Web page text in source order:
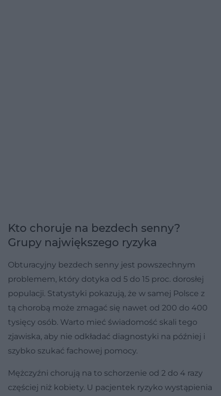
Kto choruje na bezdech senny?
Grupy największego ryzyka
Obturacyjny bezdech senny jest powszechnym
problemem, który dotyka od 5 do 15 proc. dorosłej
populacji. Statystyki pokazują, że w samej Polsce z
tą chorobą może zmagać się nawet od 200 do 400
tysięcy osób. Warto mieć świadomość skali tego
zjawiska, aby nie odkładać diagnostyki na później i
szybko szukać fachowej pomocy.
Mężczyźni chorują na to schorzenie od 2 do 4 razy
częściej niż kobiety. U pacjentek ryzyko wystąpienia